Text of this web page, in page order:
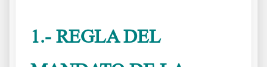
1.- REGLA DEL